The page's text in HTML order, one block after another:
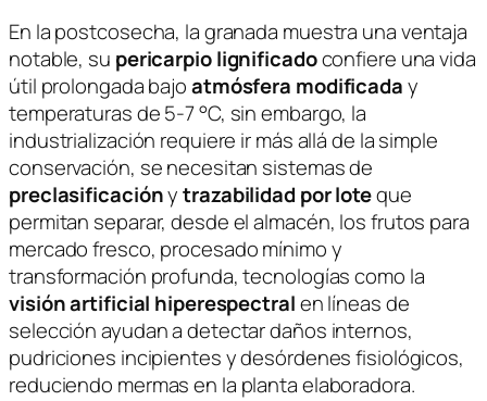
En la postcosecha, la granada muestra una ventaja
notable, su pericarpio lignificadoconfiere una vida
útil prolongada bajoatmósfera modificaday
temperaturas de 5-7 °C, sin embargo, la
industrialización requiere ir más allá de la simple
conservación, se necesitan sistemas de
preclasificaciónytrazabilidad por loteque
permitan separar, desde el almacén, los frutos para
mercado fresco, procesado mínimo y
transformación profunda, tecnologías como la
visión artificial hiperespectralen líneas de
selección ayudan a detectar daños internos,
pudriciones incipientes y desórdenes fisiológicos,
reduciendo mermas en la planta elaboradora.